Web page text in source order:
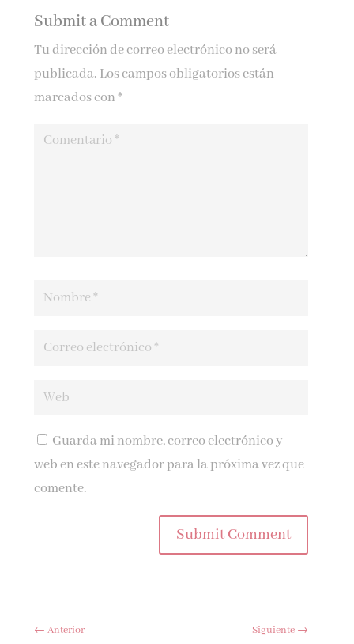
Submit a Comment
Tu dirección de correo electrónico no será
publicada. Los campos obligatorios están
marcados con*
Guarda mi nombre, correo electrónico y
web en este navegador para la próxima vez que
comente.
Submit Comment
←Anterior Siguiente→